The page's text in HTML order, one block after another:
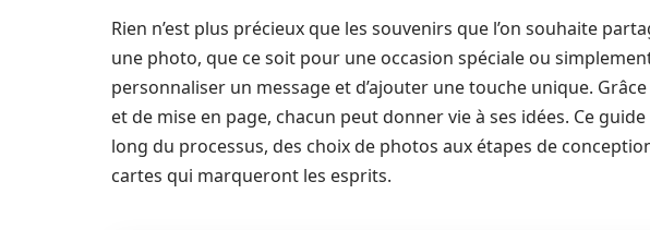
Rien n’est plus précieux que les souvenirs que l’on souhaite
une photo, que ce soit pour une occasion spéciale ou
personnaliser un message et d’ajouter une touche unique.
et de mise en page, chacun peut donner vie à ses idées. Ce
long du processus, des choix de photos aux étapes de
cartes qui marqueront les esprits.